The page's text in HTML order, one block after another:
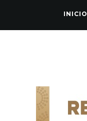
INICIO